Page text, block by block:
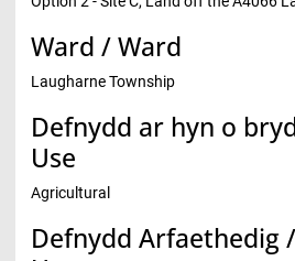
Ward / Ward
Laugharne Township
Defnydd ar hyn o
Use
Agricultural
Defnydd Arfaethedig